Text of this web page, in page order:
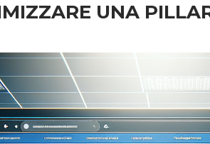
UNA